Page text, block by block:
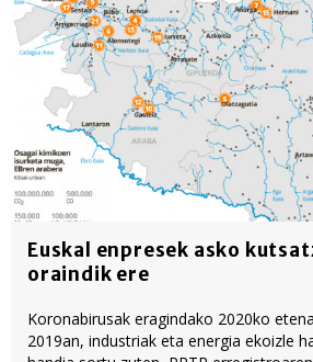
Euskal enpresek asko
oraindik ere
Koronabirusak eragindako 2020ko
2019an, industriak eta energia ekoizle